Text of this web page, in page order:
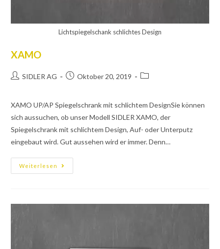
Lichtspiegelschank schlichtes Design
XAMO
SIDLER AG Oktober 20, 2019
XAMO UP/AP Spiegelschrank mit schlichtem DesignSie können
sich aussuchen, ob unser Modell SIDLER XAMO, der
Spiegelschrank mit schlichtem Design, Auf- oder Unterputz
eingebaut wird. Gut aussehen wird er immer. Denn…
Weiterlesen